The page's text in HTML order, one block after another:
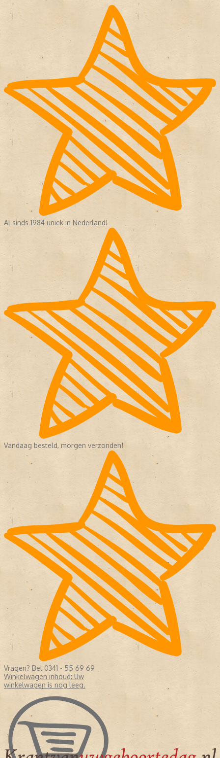
Al sinds 1984 uniek in Nederland!
Vandaag besteld, morgen verzonden!
Vragen? Bel 0341 - 55 69 69
Winkelwagen inhoud: Uw
winkelwagen is nog leeg.